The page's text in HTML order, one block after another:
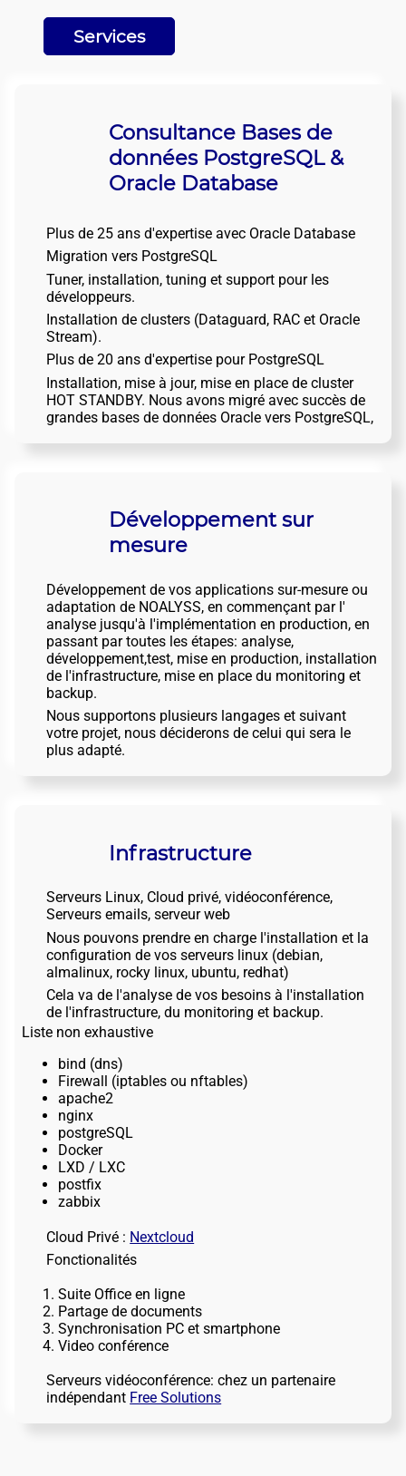
Services
Consultance Bases de
données PostgreSQL &
Oracle Database
Plus de 25 ans d'expertise avec Oracle Database
Migration vers PostgreSQL
Tuner, installation, tuning et support pour les
développeurs.
Installation de clusters (Dataguard, RAC et Oracle
Stream).
Plus de 20 ans d'expertise pour PostgreSQL
Installation, mise à jour, mise en place de cluster
HOT STANDBY. Nous avons migré avec succès de
grandes bases de données Oracle vers PostgreSQL,
Développement sur
mesure
Développement de vos applications sur-mesure ou
adaptation de NOALYSS, en commençant par l'
analyse jusqu'à l'implémentation en production, en
passant par toutes les étapes: analyse,
développement,test, mise en production, installation
de l'infrastructure, mise en place du monitoring et
backup.
Nous supportons plusieurs langages et suivant
votre projet, nous déciderons de celui qui sera le
plus adapté.
Infrastructure
Serveurs Linux, Cloud privé, vidéoconférence,
Serveurs emails, serveur web
Nous pouvons prendre en charge l'installation et la
configuration de vos serveurs linux (debian,
almalinux, rocky linux, ubuntu, redhat)
Cela va de l'analyse de vos besoins à l'installation
de l'infrastructure, du monitoring et backup.
Liste non exhaustive
bind (dns)
Firewall (iptables ou nftables)
apache2
nginx
postgreSQL
Docker
LXD / LXC
postfix
zabbix
Cloud Privé : Nextcloud
Fonctionalités
Suite Office en ligne
Partage de documents
Synchronisation PC et smartphone
Video conférence
Serveurs vidéoconférence: chez un partenaire
indépendant Free Solutions